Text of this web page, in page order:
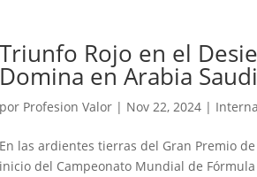
Triunfo Rojo en el
Domina en Arabia
por Profesion Valor | Nov 22, 2024 |
En las ardientes tierras del Gran Premio
inicio del Campeonato Mundial de